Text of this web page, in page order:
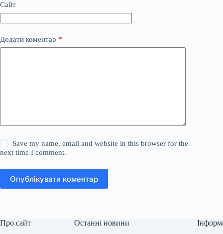
Сайт
Додати коментар *
Save my name, email and website in this browser for the
next time I comment.
Опублікувати коментар
Про сайт Останні новини